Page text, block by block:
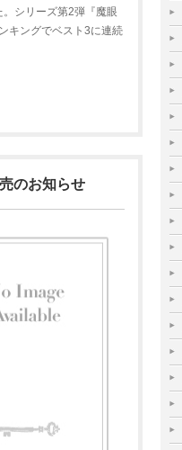
シリーズ第2弾『魔眼
キングでベスト3に連続
のお知らせ